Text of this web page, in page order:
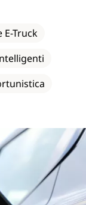
Truck